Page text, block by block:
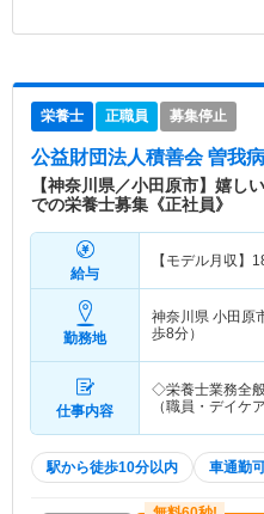
栄養士 正職員 募集停止
公益財団法人積善会 曽我
【神奈川県／小田原市】嬉
での栄養士募集《正社員》
給与
【モデル月収】
勤務地
神奈川県 小田原
歩8分）
仕事内容
◇栄養士業務全
（職員・デイケ
駅から徒歩10分以内 車通勤